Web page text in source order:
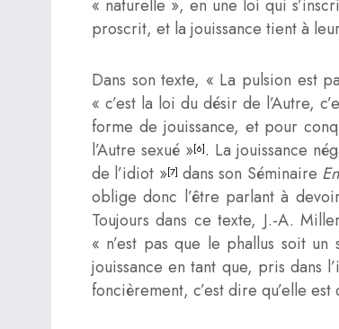
« naturelle », en une loi qui
proscrit, et la jouissance tient à
Dans son texte, « La pulsion est
« c’est la loi du désir de l’Autre,
forme de jouissance, et pour
l’Autre sexué »[6]. La jouissance
de l’idiot »[7] dans son Séminaire
oblige donc l’être parlant à
Toujours dans ce texte, J.-A.
« n’est pas que le phallus soit
jouissance en tant que, pris dans
foncièrement, c’est dire qu’elle